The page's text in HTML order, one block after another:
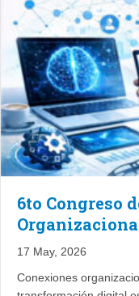
6to Congreso
17 May, 2026
Conexiones